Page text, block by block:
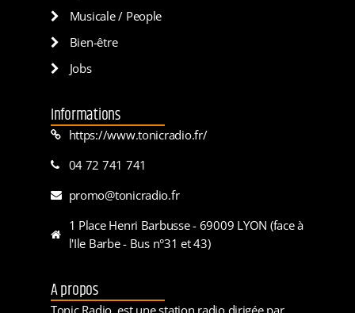
Musicale / People
Bien-être
Jobs
Informations
https://www.tonicradio.fr/
04 72 741 741
promo@tonicradio.fr
1 Place Henri Barbusse - 69009 LYON (face à
l'Ile Barbe - Bus n°31 et 43)
A propos
Tonic Radio, est une station radio dirigée par